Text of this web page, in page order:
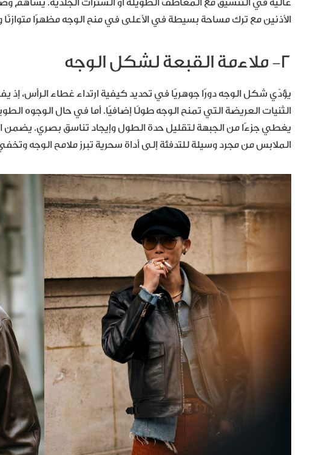
عالية في التنسيق مع المعاطف الطويلة أو السترات الجلدية. يساهم
الأذنين مع ترك مساحة بسيطة في الأعلى في منح الوجه مظهرًا متوازنًا
٢- ملاءمة القبعة لشكل الوجه
يؤدّي شكل الوجه دورًا جوهريًا في تحديد كيفية ارتداء غطاء الرأس، إذ
الثنيات العريضة التي تمنح الوجه طولًا إضافيًا. أما في حال الوجوه
يغطي جزءًا من الجبهة لتقليل حدة الطول وإيجاد تناسق بصري. يضمن
الملابس من مجرد وسيلة للتدفئة إلى أداة سحرية تبرز ملامح الوجه